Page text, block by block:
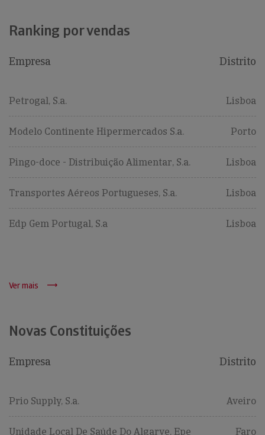
Ranking por vendas
Empresa Distrito
Petrogal, S.a. Lisboa
Modelo Continente Hipermercados S.a. Porto
Pingo-doce - Distribuição Alimentar, S.a. Lisboa
Transportes Aéreos Portugueses, S.a. Lisboa
Edp Gem Portugal, S.a Lisboa
Ver mais
Novas Constituições
Empresa Distrito
Prio Supply, S.a. Aveiro
Unidade Local De Saúde Do Algarve, Epe Faro